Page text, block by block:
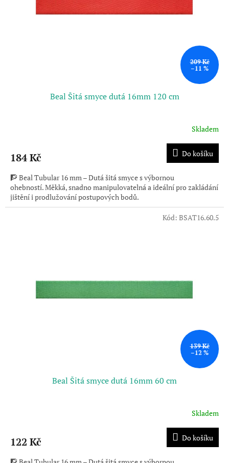
209 Kč
–11 %
Beal Šitá smyce dutá 16mm 120 cm
Skladem
184 Kč Do košíku
🧗 Beal Tubular 16 mm – Dutá šitá smyce s výbornou
ohebností. Měkká, snadno manipulovatelná a ideální pro zakládání
jištění i prodlužování postupových bodů.
139 Kč
–12 %
Beal Šitá smyce dutá 16mm 60 cm
Skladem
122 Kč Do košíku
Kód: BSAT16.60.5